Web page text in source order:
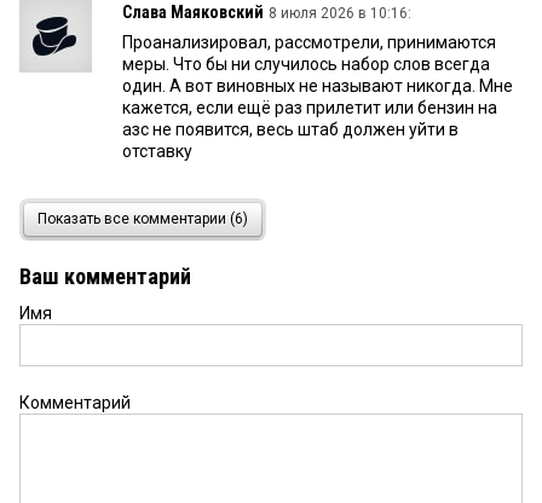
Слава Маяковский 8 июля 2026 в 10:16:
Проанализировал, рассмотрели, принимаются
меры. Что бы ни случилось набор слов всегда
один. А вот виновных не называют никогда. Мне
кажется, если ещё раз прилетит или бензин на
азс не появится, весь штаб должен уйти в
отставку
. 8 июля 2026 в 08:50:
Джокер, в точку! Уже давно для абсолютного
большинства слова сверху = пустой звук. В
расчет берутся только реальные дела, а с ними
Подопытный омич 7 июля 2026 в 23:24:
Нужно было заседать до того.
Показать все комментарии (6)
Ваш комментарий
Имя
Комментарий